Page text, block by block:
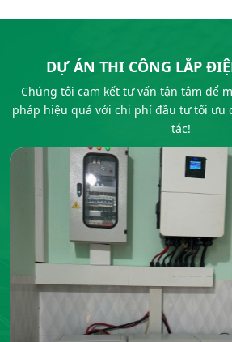
DỰ ÁN THI CÔNG LẮP
Chúng tôi cam kết tư vấn tận tâm để
pháp hiệu quả với chi phí đầu tư tối ưu
tác!